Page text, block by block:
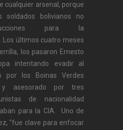
cualquier arsenal, porque
soldados bolivianos no
para la
Los últimos cuatro meses
los pasaron Ernesto
intentando evadir al
por los Boinas Verdes
y asesorado por tres
de nacionalidad
para la CIA. Uno de
"fue clave para enfocar